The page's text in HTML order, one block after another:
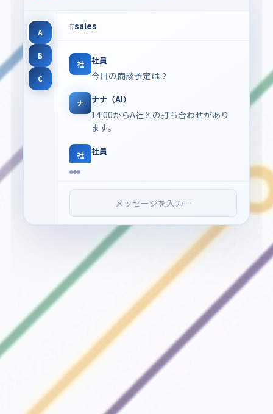
A
B
C
#sales
社 社員
今日の商談予定は？
ナ ナナ（AI）
14:00からA社との打ち合わせがあり
ます。
社 社員
ありがとう！
ナナ（AI）
A社の過去の商談履歴もお調べします
ね。
メッセージを入力…